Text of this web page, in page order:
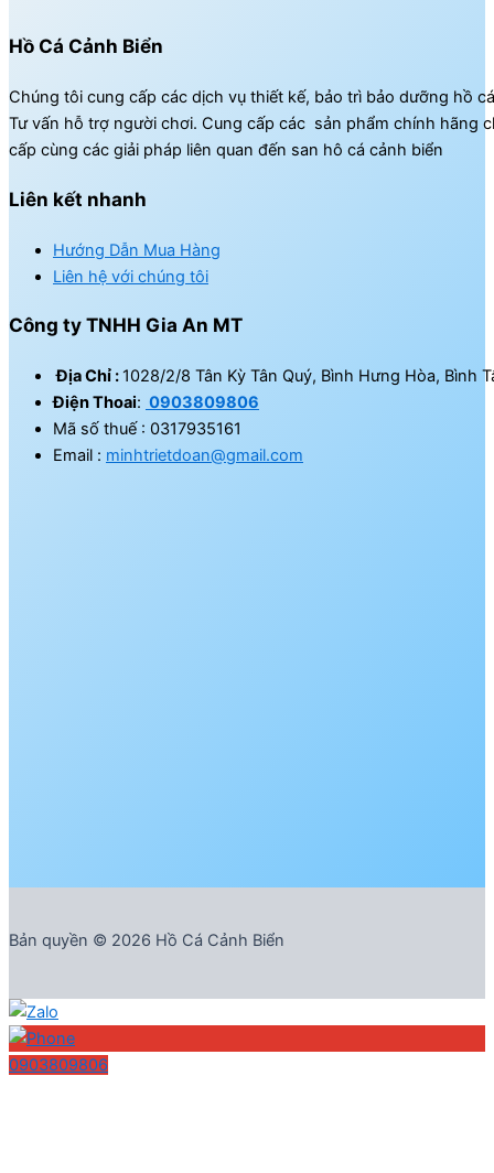
Hồ Cá Cảnh Biển
Chúng tôi cung cấp các dịch vụ thiết kế, bảo trì bảo dưỡng hồ
Tư vấn hỗ trợ người chơi. Cung cấp các sản phẩm chính hãng
cấp cùng các giải pháp liên quan đến san hô cá cảnh biển
Liên kết nhanh
Hướng Dẫn Mua Hàng
Liên hệ với chúng tôi
Công ty TNHH Gia An MT
Địa Chỉ :1028/2/8 Tân Kỳ Tân Quý, Bình Hưng Hòa, Bình
Điện Thoai: 0903809806
Mã số thuế : 0317935161
Email : minhtrietdoan@gmail.com
Bản quyền © 2026 Hồ Cá Cảnh Biển
0903809806